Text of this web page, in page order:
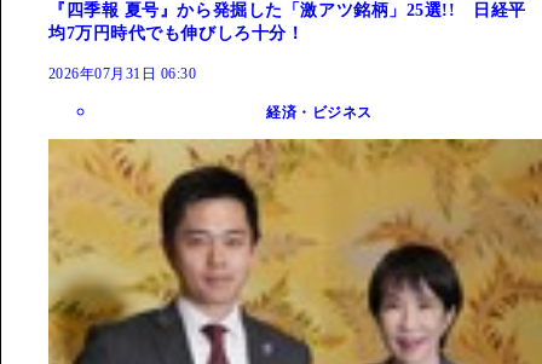
『四季報 夏号』から発掘した「激アツ銘柄」25選!! 日経平
均7万円時代でも伸びしろ十分！
2026年07月31日 06:30
経済・ビジネス